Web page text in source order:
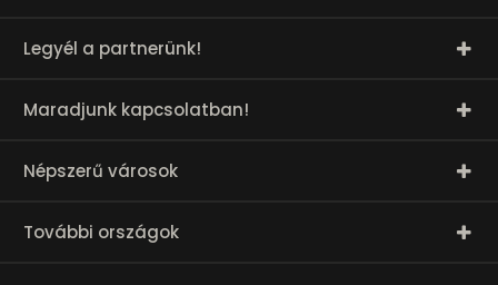
Legyél a partnerünk!
Maradjunk kapcsolatban!
Népszerű városok
További országok